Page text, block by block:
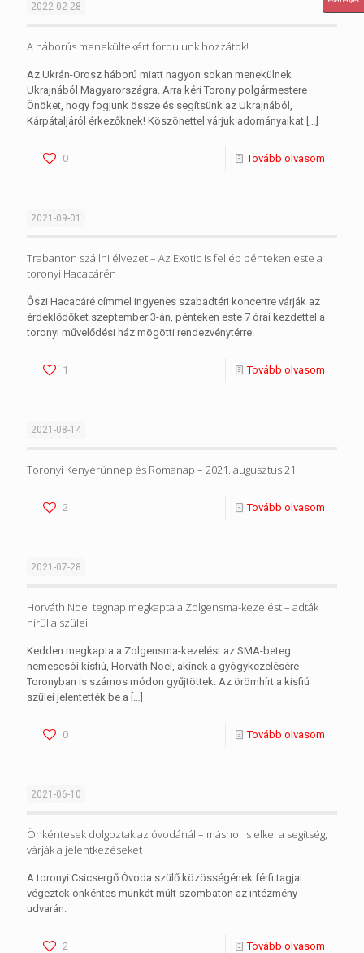
2022-02-28
A háborús menekültekért fordulunk hozzátok!
Az Ukrán-Orosz háború miatt nagyon sokan menekülnek
Ukrajnából Magyarországra. Arra kéri Torony polgármestere
Önöket, hogy fogjunk össze és segítsünk az Ukrajnából,
Kárpátaljáról érkezőknek! Köszönettel várjuk adományaikat […]
0 Tovább olvasom
2021-09-01
Trabanton szállni élvezet – Az Exotic is fellép pénteken este a
toronyi Hacacárén
Őszi Hacacáré címmel ingyenes szabadtéri koncertre várják az
érdeklődőket szeptember 3-án, pénteken este 7 órai kezdettel a
toronyi művelődési ház mögötti rendezvénytérre.
1 Tovább olvasom
2021-08-14
Toronyi Kenyérünnep és Romanap – 2021. augusztus 21.
2 Tovább olvasom
2021-07-28
Horváth Noel tegnap megkapta a Zolgensma-kezelést – adták
hírül a szülei
Kedden megkapta a Zolgensma-kezelést az SMA-beteg
nemescsói kisfiú, Horváth Noel, akinek a gyógykezelésére
Toronyban is számos módon gyűjtöttek. Az örömhírt a kisfiú
szülei jelentették be a […]
0 Tovább olvasom
2021-06-10
Önkéntesek dolgoztak az óvodánál – máshol is elkel a segítség,
várják a jelentkezéseket
A toronyi Csicsergő Óvoda szülő közösségének férfi tagjai
végeztek önkéntes munkát múlt szombaton az intézmény
udvarán.
2 Tovább olvasom